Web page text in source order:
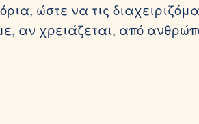
ώστε να τις
αν χρειάζεται, από